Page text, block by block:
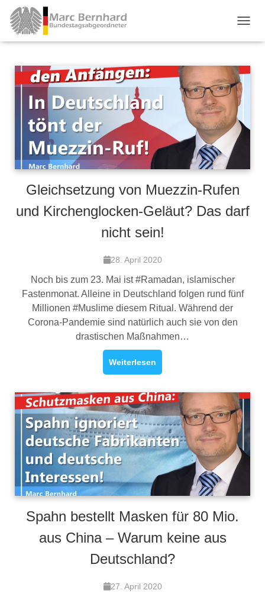
Gleichsetzung von Muezzin-Rufen
und Kirchenglocken-Geläut? Das darf
nicht sein!
28. April 2020
Noch bis zum 23. Mai ist #Ramadan, islamischer
Fastenmonat. Alleine in Deutschland folgen rund fünf
Millionen #Muslime diesem Ritual. Während der
Corona-Pandemie sind natürlich auch sie von den
drastischen Maßnahmen…
Weiterlesen
Spahn bestellt Masken für 80 Mio.
aus China – Warum keine aus
Deutschland?
27. April 2020